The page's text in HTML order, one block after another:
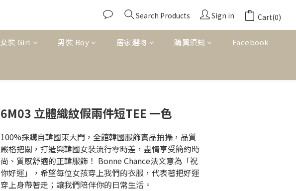
Search Products Sign in Cart(0)
女裝 Girl 男裝 Boy 居家選物 購買須知 Facebook
6M03 立體織紋假兩件短TEE 一色
100%採購自韓國東大門，全館韓國服飾實品拍攝，品質
嚴格把關，打造與韓國女裝流行零時差，盡情享受簡約時
尚、質感舒適的正韓服飾！ Bonne Chance法文意為「祝
你好運」，希望每位女孩穿上我們的衣服，代表著把好運
穿上身帶著走；讓我們陪伴你的日常生活。